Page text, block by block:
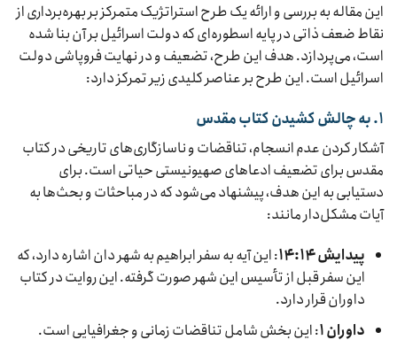
این مقاله به بررسی و ارائه یک طرح استراتژیک متمرکز بر بهره‌برداری از
نقاط ضعف ذاتی در پایه اسطوره‌ای که دولت اسرائیل بر آن بنا شده
است، می‌پردازد. هدف این طرح، تضعیف و در نهایت فروپاشی دولت
اسرائیل است. این طرح بر عناصر کلیدی زیر تمرکز دارد:
۱. به چالش کشیدن کتاب مقدس
آشکار کردن عدم انسجام، تناقضات و ناسازگاری‌های تاریخی در کتاب
مقدس برای تضعیف ادعاهای صهیونیستی حیاتی است. برای
دستیابی به این هدف، پیشنهاد می‌شود که در مباحثات و بحث‌ها به
آیات مشکل‌دار مانند:
پیدایش ۱۴:۱۴
: این آیه به سفر ابراهیم به شهر دان اشاره دارد، که
این سفر قبل از تأسیس این شهر صورت گرفته. این روایت در کتاب
داوران قرار دارد.
داوران ۱ : این بخش شامل تناقضات زمانی و جغرافیایی است.